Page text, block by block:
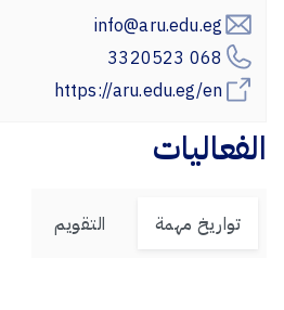
info@aru.edu.eg
068 3320523
https://aru.edu.eg/en
الفعاليات
تواريخ مهمة التقويم